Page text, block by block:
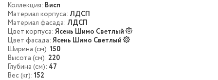
Коллекция: Висп
Материал корпуса: ЛДСП
Материал фасада: ЛДСП
Цвет корпуса: Ясень Шимо Светлый
Цвет фасада: Ясень Шимо Светлый
Ширина (см): 150
Высота (см): 220
Глубина (см): 47
Вес (кг): 152